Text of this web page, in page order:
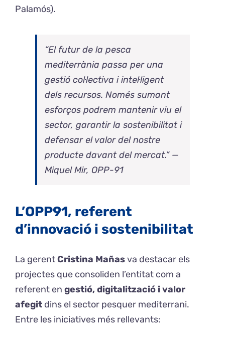
Palamós).
“El futur de la pesca
mediterrània passa per una
gestió col·lectiva i intel·ligent
dels recursos. Només sumant
esforços podrem mantenir viu el
sector, garantir la sostenibilitat i
defensar el valor del nostre
producte davant del mercat.” —
Miquel Mir, OPP-91
L’OPP91, referent
d’innovació i sostenibilitat
La gerentCristina Mañasva destacar els
projectes que consoliden l’entitat com a
referent en gestió, digitalització i valor
afegit dins el sector pesquer mediterrani.
Entre les iniciatives més rellevants: